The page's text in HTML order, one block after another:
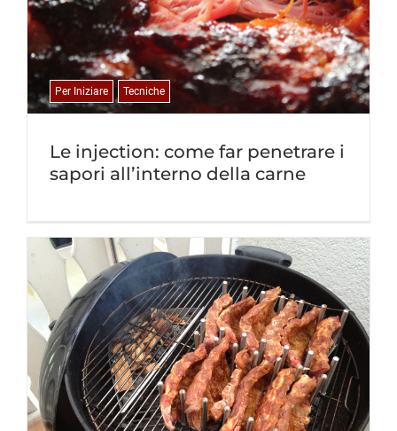
Le injection: come far penetrare i
sapori all’interno della carne
Per Iniziare Tecniche